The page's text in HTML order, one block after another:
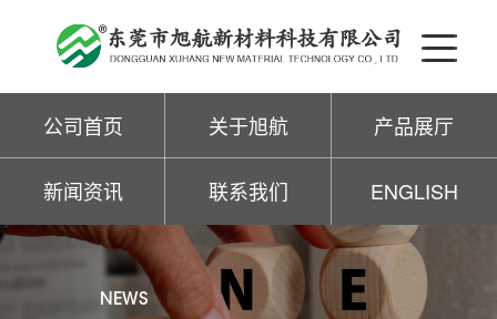
公司首页 关于旭航 产品展厅
新闻资讯 联系我们 ENGLISH
NEWS